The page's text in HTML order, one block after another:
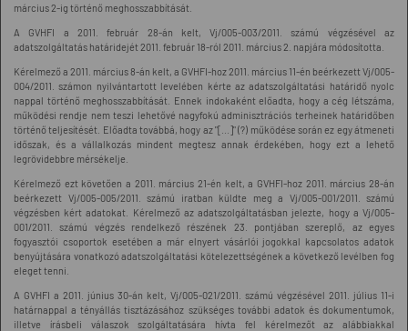
március 2-ig történő meghosszabbítását.
A GVHFI a 2011. február 28-án kelt, Vj/005-003/2011. számú végzésével az
adatszolgáltatás határidejét 2011. február 18-ról 2011. március 2. napjára módosította.
Kérelmező a 2011. március 8-án kelt, a GVHFI-hoz 2011. március 11-én beérkezett Vj/005-
004/2011. számon nyilvántartott levelében kérte az adatszolgáltatási határidő nyolc
nappal történő meghosszabbítását. Ennek indokaként előadta, hogy a cég létszáma,
működési rendje nem teszi lehetővé nagyfokú adminisztrációs terheinek határidőben
történő teljesítését. Előadta továbbá, hogy az "[...]" (?) működése során ez egy átmeneti
időszak, és a vállalkozás mindent megtesz annak érdekében, hogy ezt a lehető
legrövidebbre mérsékelje.
Kérelmező ezt követően a 2011. március 21-én kelt, a GVHFI-hoz 2011. március 28-án
beérkezett Vj/005-005/2011. számú iratban küldte meg a Vj/005-001/2011. számú
végzésben kért adatokat. Kérelmező az adatszolgáltatásban jelezte, hogy a Vj/005-
001/2011. számú végzés rendelkező részének 23. pontjában szereplő, az egyes
fogyasztói csoportok esetében a már elnyert vásárlói jogokkal kapcsolatos adatok
benyújtására vonatkozó adatszolgáltatási kötelezettségének a következő levélben fog
eleget tenni.
A GVHFI a 2011. június 30-án kelt, Vj/005-021/2011. számú végzésével 2011. július 11-i
határnappal a tényállás tisztázásához szükséges további adatok és dokumentumok,
illetve írásbeli válaszok szolgáltatására hívta fel kérelmezőt az alábbiakkal